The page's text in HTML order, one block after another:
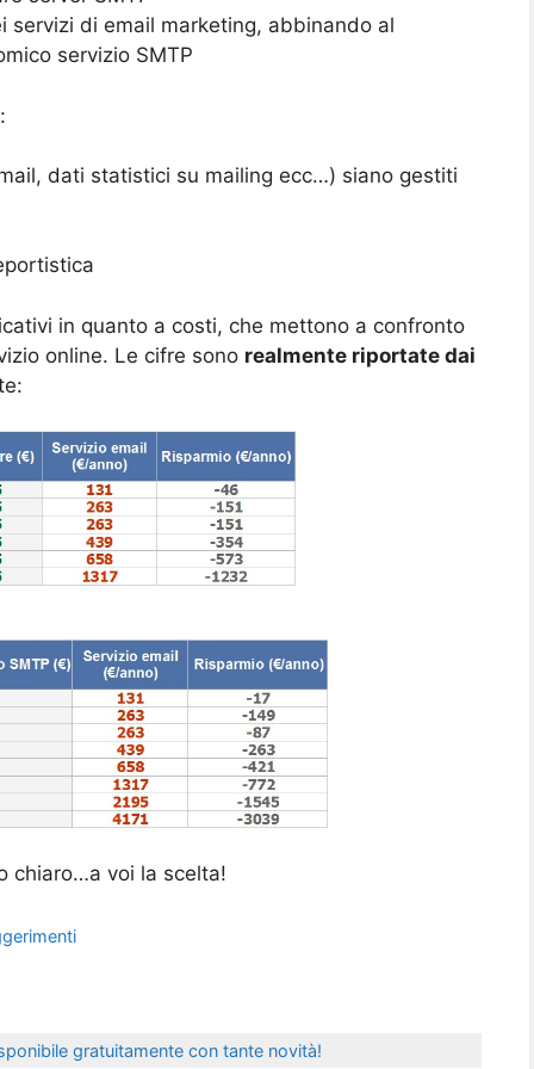
di email marketing, abbinando al
servizio SMTP
dati statistici su mailing ecc…) siano gestiti
in quanto a costi, che mettono a confronto
online. Le cifre sono realmente riportate dai
chiaro…a voi la scelta!
gratuitamente con tante novità!